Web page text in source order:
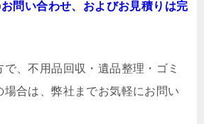
お問い合わせ、およびお見積りは完
、不用品回収・遺品整理・ゴミ
場合は、弊社までお気軽にお問い